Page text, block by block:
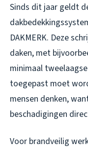
Sinds dit jaar geldt
DAKMERK. Deze
daken, met
minimaal
toegepast moet
mensen denken,
beschadigingen
Voor brandveilig